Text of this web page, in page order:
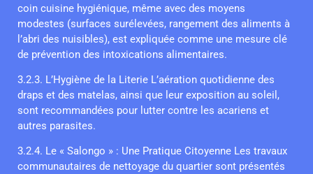
coin cuisine hygiénique, même avec des moyens
modestes (surfaces surélevées, rangement des aliments à
l’abri des nuisibles), est expliquée comme une mesure clé
de prévention des intoxications alimentaires.
3.2.3. L’Hygiène de la Literie L’aération quotidienne des
draps et des matelas, ainsi que leur exposition au soleil,
sont recommandées pour lutter contre les acariens et
autres parasites.
3.2.4. Le « Salongo » : Une Pratique Citoyenne Les travaux
communautaires de nettoyage du quartier sont présentés